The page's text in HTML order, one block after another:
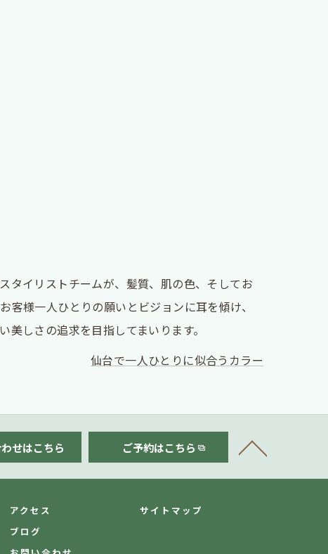
タイリストチームが、髪質、肌の色、そしてお
様一人ひとりの願いとビジョンに耳を傾け、
しさの追求を目指してまいります。
仙台で一人ひとりに似合うカラー
せはこちら ご予約はこちら
アクセス
ブログ
サイトマップ